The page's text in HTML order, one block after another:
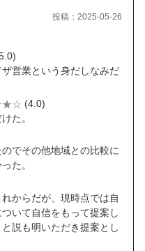
投稿：2025-05-26
営業という身だしなみだ
(4.0)
た。
でその他地域との比較に
た。
からだが、現時点では自
いて自信をもって提案し
説も明いただき提案とし